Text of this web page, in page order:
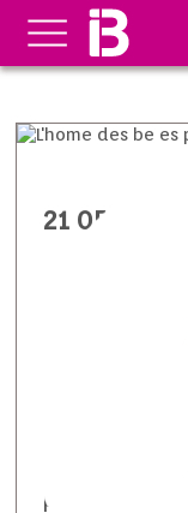
21 05 2014
L’home
Sant
S’homo des
part 2